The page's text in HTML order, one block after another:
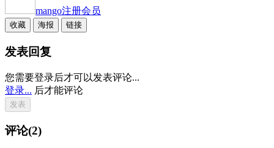
mango注册会员
收藏 海报 链接
发表回复
您需要登录后才可以发表评论...
登录... 后才能评论
评论(2)